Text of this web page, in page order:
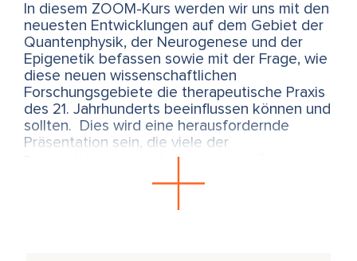
In diesem ZOOM-Kurs werden wir uns mit den
neuesten Entwicklungen auf dem Gebiet der
Quantenphysik, der Neurogenese und der
Epigenetik befassen sowie mit der Frage, wie
diese neuen wissenschaftlichen
Forschungsgebiete die therapeutische Praxis
des 21. Jahrhunderts beeinflussen können und
sollten. Dies wird eine herausfordernde
Präsentation sein, die viele der
zugrundeliegenden Annahmen der Therapie,
die Möglichkeit einer neuen Art von